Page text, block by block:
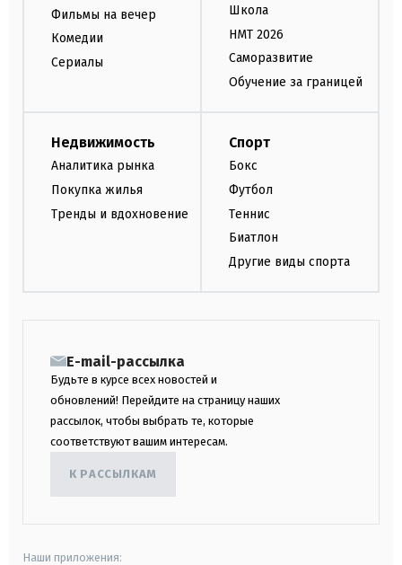
Фильмы на вечер
Комедии
Сериалы
Школа
НМТ 2026
Саморазвитие
Обучение за границей
Недвижимость
Аналитика рынка
Покупка жилья
Тренды и вдохновение
Спорт
Бокс
Футбол
Теннис
Биатлон
Другие виды спорта
E-mail-рассылка
Будьте в курсе всех новостей и
обновлений! Перейдите на страницу наших
рассылок, чтобы выбрать те, которые
соответствуют вашим интересам.
К РАССЫЛКАМ
Наши приложения: